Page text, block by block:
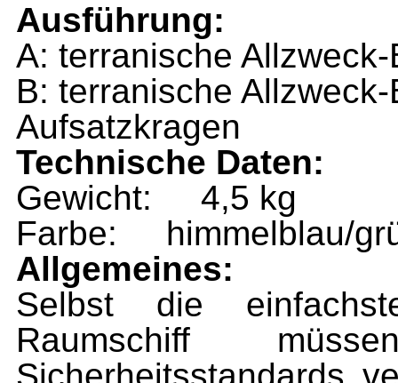
Ausführung:
A: terranische
B: terranische
Aufsatzkragen
Technische Daten:
Gewicht:
4,5 kg
Farbe:
himmelblau/
Allgemeines:
Selbst die
Raumschiff